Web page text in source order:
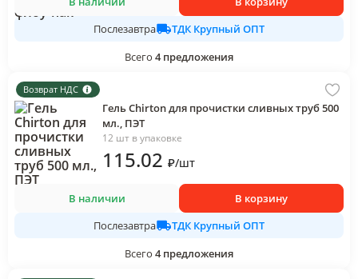
Послезавтра
ТДК Крупный ОПТ
Всего 4 предложения
Возврат НДС
Гель Chirton для прочистки сливных труб 500
мл., ПЭТ
12 шт в упаковке
115.02 ₽/шт
В наличии
В корзину
Послезавтра
ТДК Крупный ОПТ
Всего 4 предложения